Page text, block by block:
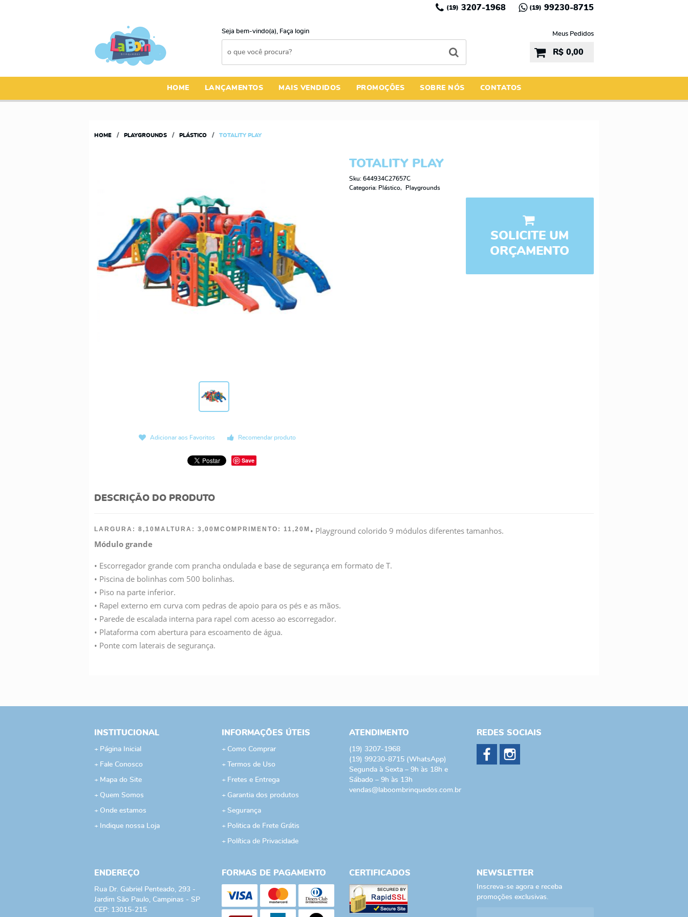
(19) 3207-1968 (19) 99230-8715
Seja bem-vindo(a), Faça login Meus Pedidos
R$ 0,00
HOME LANÇAMENTOS MAIS VENDIDOS PROMOÇÕES SOBRE NÓS CONTATOS
HOME PLAYGROUNDS PLÁSTICO TOTALITY PLAY
Adicionar aos Favoritos Recomendar produto
Save
TOTALITY PLAY
Sku: 644934C27657C
Categoria: Plástico Playgrounds
SOLICITE UM
ORÇAMENTO
DESCRIÇÃO DO PRODUTO
LARGURA: 8,10M ALTURA: 3,00M COMPRIMENTO: 11,20M • Playground colorido 9 módulos diferentes tamanhos.
Módulo grande
• Escorregador grande com prancha ondulada e base de segurança em formato de T.
• Piscina de bolinhas com 500 bolinhas.
• Piso na parte inferior.
• Rapel externo em curva com pedras de apoio para os pés e as mãos.
• Parede de escalada interna para rapel com acesso ao escorregador.
• Plataforma com abertura para escoamento de água.
• Ponte com laterais de segurança.
INSTITUCIONAL
Página Inicial
Fale Conosco
Mapa do Site
Quem Somos
Onde estamos
Indique nossa Loja
INFORMAÇÕES ÚTEIS
Como Comprar
Termos de Uso
Fretes e Entrega
Garantia dos produtos
Segurança
Politica de Frete Grátis
Política de Privacidade
ATENDIMENTO
(19) 3207-1968
(19) 99230-8715 (WhatsApp)
Segunda à Sexta – 9h às 18h e
Sábado – 9h às 13h
vendas@laboombrinquedos.com.br
REDES SOCIAIS
ENDEREÇO
Rua Dr. Gabriel Penteado, 293 -
Jardim São Paulo, Campinas - SP
CEP: 13015-215
FORMAS DE PAGAMENTO CERTIFICADOS NEWSLETTER
Inscreva-se agora e receba
promoções exclusivas.